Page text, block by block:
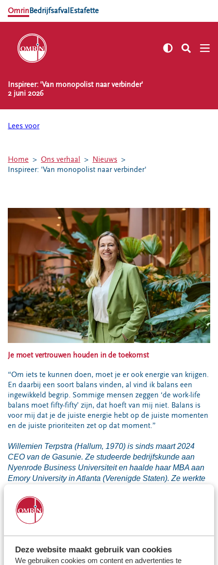
Deze website maakt gebruik van cookies
We gebruiken cookies om content en advertenties te
OmrinBedrijfsafval Estafette
NL EN
Zelf regelen
Afvalkalender
Milieustraten
Afval aanmelden
Bouwcontainer huren
Nieuws
Ontdek Omrin
Over Omrin
Hier werken we aan
Ecopark De Wierde
Reststoffen Energie Centrale
Projecten
Storing, klacht of vraag
Klantenservice SYP
VeeIgestelde vragen
Pers
Werken bij
Voor leveranciers en bezoekers
Inspireer: 'Van monopolist naar verbinder'
2 juni 2026
Lees voor
Home Ons verhaal
Nieuws
Inspireer: 'Van monopolist naar verbinder'
Je moet vertrouwen houden in de toekomst
“Om iets te kunnen doen, moet je er ook energie van krijgen.
En daarbij een soort balans vinden, al vind ik balans een
ingewikkeld begrip. Sommige mensen zeggen ‘de work-life
balans moet fifty-fifty’ zijn, dat hoeft van mij niet. Balans is
voor mij dat je de juiste energie hebt op de juiste momenten
en de juiste prioriteiten zet op dat moment.”
Willemien Terpstra (Hallum, 1970) is sinds maart 2024
CEO van de Gasunie. Ze studeerde bedrijfskunde aan
Nyenrode Business Universiteit en haalde haar MBA aan
Emory University in Atlanta (Verenigde Staten). Ze werkte
Chemical (een voorloper van LyondellBasell) in
Rotterdam. Ze vervulde een groot aantal wereldwijde
leidinggevende senior functies bij diverse business units
Groningen.